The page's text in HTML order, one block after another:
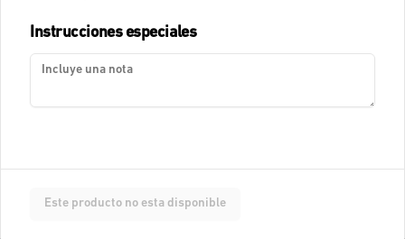
Agua de tamarindo.
Fresca con Lychees, fresas y toques
cítricos.
Instrucciones especiales
Este producto no esta disponible